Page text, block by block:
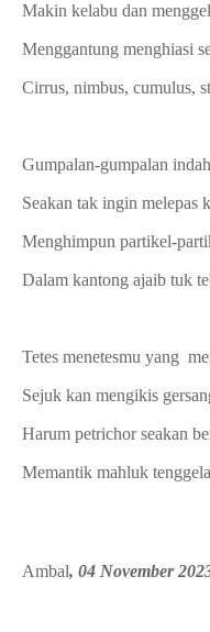
Makin kelabu dan
Menggantung menghiasi
Cirrus, nimbus, cumulus,
Gumpalan-gumpalan
Seakan tak ingin melepas
Menghimpun partikel-
Dalam kantong ajaib tuk
Tetes menetesmu yang
Sejuk kan mengikis
Harum petrichor seakan
Memantik mahluk
Ambal, 04 November